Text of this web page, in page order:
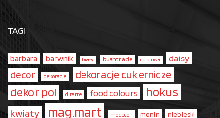
TAGI
barbara barwnik biały bushtrade cukrowa daisy
decor dekoracje dekoracje cukiernicze
dekor pol ditarte food colours hokus
kwiaty mag.mart modecor monin niebieski